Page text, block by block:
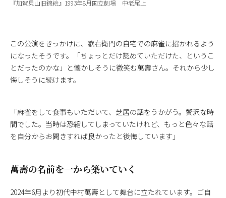
『加賀見山旧錦絵』1993年8月国立劇場 中老尾上
この公演をきっかけに、歌右衛門の自宅での麻雀に招かれるよう
になったそうです。「ちょっとだけ認めていただけた、というこ
とだったのかな」と懐かしそうに微笑む萬壽さん。それから少し
悔しそうに続けます。
「麻雀をして食事もいただいて、芝居の話をうかがう。贅沢な時
間でした。当時は恐縮してしまっていたけれど、もっと色々な話
を自分からお聞きすれば良かったと後悔しています」
萬壽の名前を一から築いていく
2024年6月より初代中村萬壽として舞台に立たれています。ご自